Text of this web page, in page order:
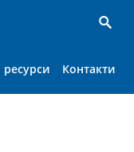
ресурси Контакти